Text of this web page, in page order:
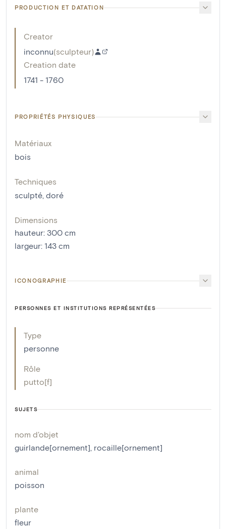
PRODUCTION ET DATATION
Creator
inconnu(sculpteur)
Creation date
1741 - 1760
PROPRIÉTÉS PHYSIQUES
Matériaux
bois
Techniques
sculpté, doré
Dimensions
hauteur: 300 cm
largeur: 143 cm
ICONOGRAPHIE
PERSONNES ET INSTITUTIONS REPRÉSENTÉES
Type
personne
Rôle
putto[f]
SUJETS
nom d'objet
guirlande[ornement], rocaille[ornement]
animal
poisson
plante
fleur